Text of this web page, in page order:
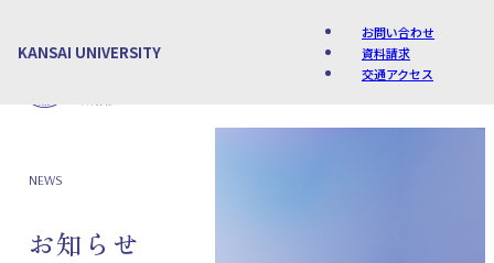
KANSAI UNIVERSITY
お問い合わせ
資料請求
交通アクセス
NEWS
お知らせ